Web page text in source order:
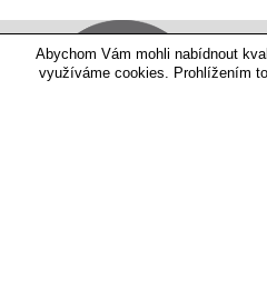
Abychom Vám mohli nabídnout
využíváme cookies. Prohlížením